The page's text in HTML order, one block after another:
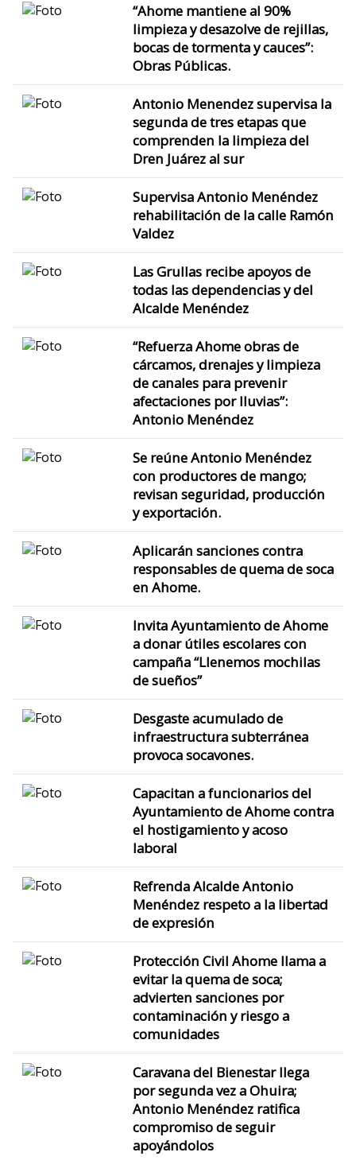
“Ahome mantiene al 90%
limpieza y desazolve de rejillas,
bocas de tormenta y cauces”:
Obras Públicas.
Antonio Menendez supervisa la
segunda de tres etapas que
comprenden la limpieza del
Dren Juárez al sur
Supervisa Antonio Menéndez
rehabilitación de la calle Ramón
Valdez
Las Grullas recibe apoyos de
todas las dependencias y del
Alcalde Menéndez
“Refuerza Ahome obras de
cárcamos, drenajes y limpieza
de canales para prevenir
afectaciones por lluvias”:
Antonio Menéndez
Se reúne Antonio Menéndez
con productores de mango;
revisan seguridad, producción
y exportación.
Aplicarán sanciones contra
responsables de quema de soca
en Ahome.
Invita Ayuntamiento de Ahome
a donar útiles escolares con
campaña “Llenemos mochilas
de sueños”
Desgaste acumulado de
infraestructura subterránea
provoca socavones.
Capacitan a funcionarios del
Ayuntamiento de Ahome contra
el hostigamiento y acoso
laboral
Refrenda Alcalde Antonio
Menéndez respeto a la libertad
de expresión
Protección Civil Ahome llama a
evitar la quema de soca;
advierten sanciones por
contaminación y riesgo a
comunidades
Caravana del Bienestar llega
por segunda vez a Ohuira;
Antonio Menéndez ratifica
compromiso de seguir
apoyándolos